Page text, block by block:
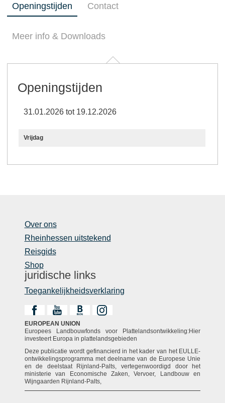
Openingstijden Contact
Meer info & Downloads
Openingstijden
31.01.2026 tot 19.12.2026
Vrijdag
Over ons
Rheinhessen uitstekend
Reisgids
Shop
juridische links
Toegankelijkheidsverklaring
EUROPEAN UNION
Europees Landbouwfonds voor Plattelandsontwikkeling:Hier
investeert Europa in plattelandsgebieden
Deze publicatie wordt gefinancierd in het kader van het EULLE-
ontwikkelingsprogramma met deelname van de Europese Unie
en de deelstaat Rijnland-Palts, vertegenwoordigd door het
ministerie van Economische Zaken, Vervoer, Landbouw en
Wijngaarden Rijnland-Palts,